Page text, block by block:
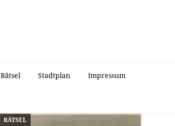
Rätsel Stadtplan Impressum
RÄTSEL